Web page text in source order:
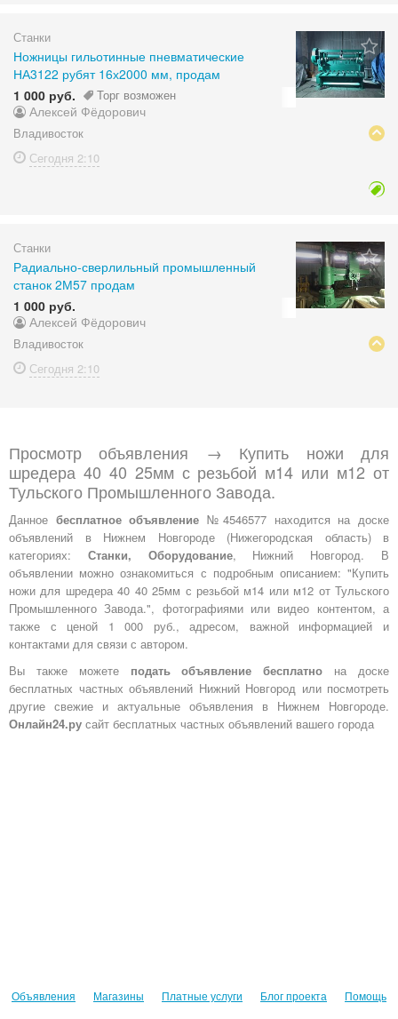
Станки
Ножницы гильотинные пневматические
НА3122 рубят 16х2000 мм, продам
1 000 руб.
Торг возможен
Алексей Фёдорович
Владивосток
Сегодня 2:10
Станки
Радиально-сверлильный промышленный
станок 2М57 продам
1 000 руб.
Алексей Фёдорович
Владивосток
Сегодня 2:10
Просмотр объявления → Купить ножи для
шредера 40 40 25мм с резьбой м14 или м12 от
Тульского Промышленного Завода.
Данное бесплатное объявление №4546577 находится на доске
объявлений в Нижнем Новгороде (Нижегородская область) в
категориях: Станки, Оборудование, Нижний Новгород. В
объявлении можно ознакомиться с подробным описанием: "Купить
ножи для шредера 40 40 25мм с резьбой м14 или м12 от Тульского
Промышленного Завода.", фотографиями или видео контентом, а
также с ценой 1 000 руб., адресом, важной информацией и
контактами для связи с автором.
Вы также можете подать объявление бесплатно на доске
бесплатных частных объявлений Нижний Новгород или посмотреть
другие свежие и актуальные объявления в Нижнем Новгороде.
Онлайн24.ру сайт бесплатных частных объявлений вашего города
Объявления Магазины Платные услуги Блог проекта Помощь